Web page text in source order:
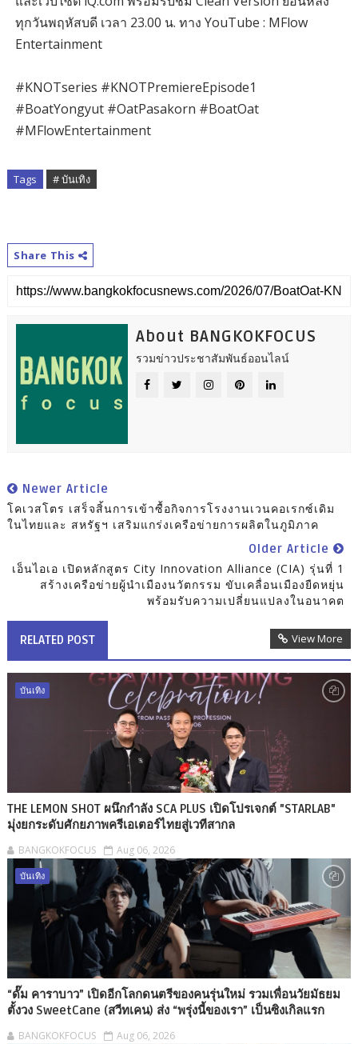
ทุกวันพฤหัสบดี เวลา 23.00 น. ทาง YouTube : MFlow
Entertainment
#KNOTseries #KNOTPremiereEpisode1
#BoatYongyut #OatPasakorn #BoatOat
#MFlowEntertainment
Tags # บันเทิง
Share This
About BANGKOKFOCUS
รวมข่าวประชาสัมพันธ์ออนไลน์
Newer Article
โคเวสโตร เสร็จสิ้นการเข้าซื้อกิจการโรงงานเวนคอเรกซ์เดิม
ในไทยและ สหรัฐฯ เสริมแกร่งเครือข่ายการผลิตในภูมิภาค
Older Article
เอ็นไอเอ เปิดหลักสูตร City Innovation Alliance (CIA) รุ่นที่ 1
สร้างเครือข่ายผู้นำเมืองนวัตกรรม ขับเคลื่อนเมืองยืดหยุ่น
พร้อมรับความเปลี่ยนแปลงในอนาคต
RELATED POST View More
บันเทิง
THE LEMON SHOT ผนึกกำลัง SCA PLUS เปิดโปรเจกต์ "STARLAB"
มุ่งยกระดับศักยภาพครีเอเตอร์ไทยสู่เวทีสากล
BANGKOKFOCUS Aug 06, 2026
บันเทิง
“ดั๊ม คาราบาว” เปิดอีกโลกดนตรีของคนรุ่นใหม่ รวมเพื่อนวัยมัธยม
ตั้งวง SweetCane (สวีทเคน) ส่ง “พรุ่งนี้ของเรา” เป็นซิงเกิลแรก
BANGKOKFOCUS Aug 06, 2026